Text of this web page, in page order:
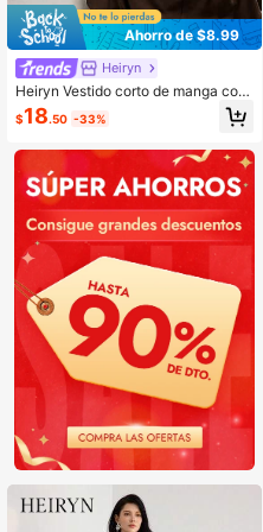
Ahorro de $8.99
Heiryn
Heiryn Vestido corto de manga cort
a minimalista y casual de unicolor p
ara mujer
$18.50 -33%